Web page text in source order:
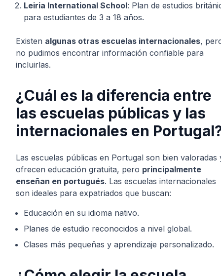
Leiria International School: Plan de estudios
para estudiantes de 3 a 18 años.
Existen algunas otras escuelas internacionales,
no pudimos encontrar información confiable para
incluirlas.
¿Cuál es la diferencia entre
las escuelas públicas y las
internacionales en
Las escuelas públicas en Portugal son bien valoradas
ofrecen educación gratuita, pero principalmente
enseñan en portugués. Las escuelas internacionales
son ideales para expatriados que buscan:
Educación en su idioma nativo.
Planes de estudio reconocidos a nivel global.
Clases más pequeñas y aprendizaje personalizado.